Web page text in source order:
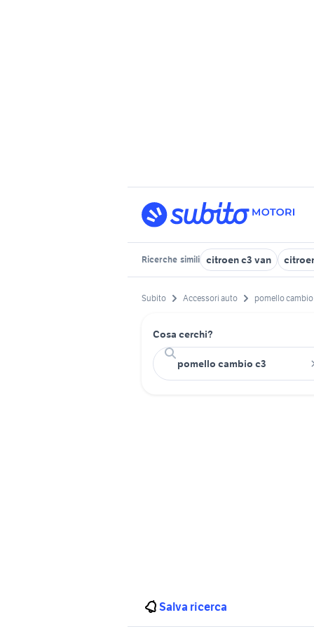
Ricerche simili citroen c3 van
Subito Accessori auto pomello cambio
Cosa cerchi?
Salva ricerca